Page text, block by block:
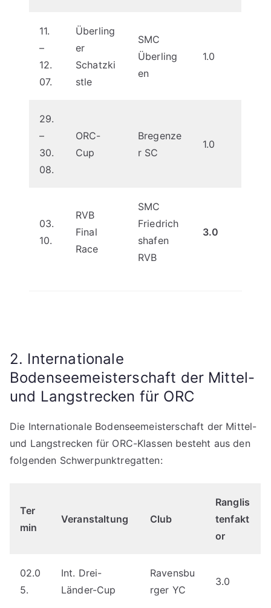
11.
–
12.
07.
Überling
er
Schatzki
stle
SMC
Überling
en
1.0
29.
–
30.
08.
ORC-
Cup
Bregenze
r SC
1.0
03.
10.
RVB
Final
Race
SMC
Friedrich
shafen
RVB
3.0
2. Internationale
Bodenseemeisterschaft der Mittel-
und Langstrecken für ORC
Die Internationale Bodenseemeisterschaft der Mittel-
und Langstrecken für ORC-Klassen besteht aus den
folgenden Schwerpunktregatten:
Ter
min
Veranstaltung Club
Ranglis
tenfakt
or
02.0
5.
Int. Drei-
Länder-Cup
Ravensbu
rger YC
3.0